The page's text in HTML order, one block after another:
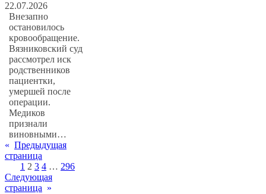
22.07.2026
Внезапно
остановилось
кровообращение.
Вязниковский суд
рассмотрел иск
родственников
пациентки,
умершей после
операции.
Медиков
признали
виновными…
« Предыдущая
страница
1 2 3 4 … 296
Следующая
страница »